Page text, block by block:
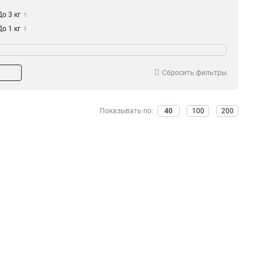
3 кг 1
1 кг 1
Сбросить фильтры
Показывать по: 40 100 200